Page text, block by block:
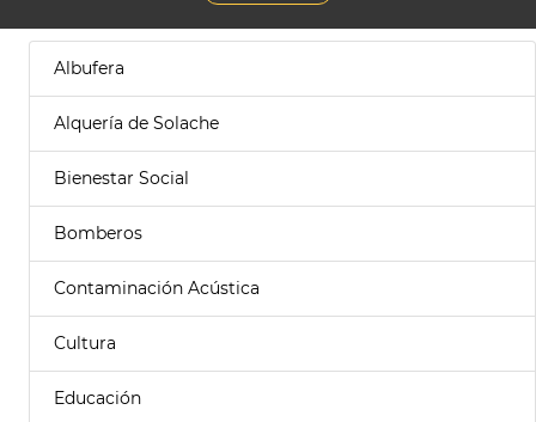
Albufera
Alquería de Solache
Bienestar Social
Bomberos
Contaminación Acústica
Cultura
Educación